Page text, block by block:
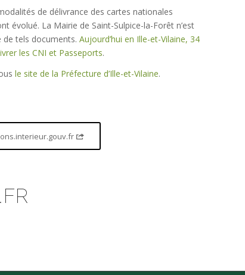
de délivrance des cartes nationales
évolué. La Mairie de Saint-Sulpice-la-Forêt n’est
de tels documents.Aujourd’hui en Ille-et-Vilaine, 34
les CNI et Passeports.
le site de la Préfecture d’Ille-et-Vilaine.